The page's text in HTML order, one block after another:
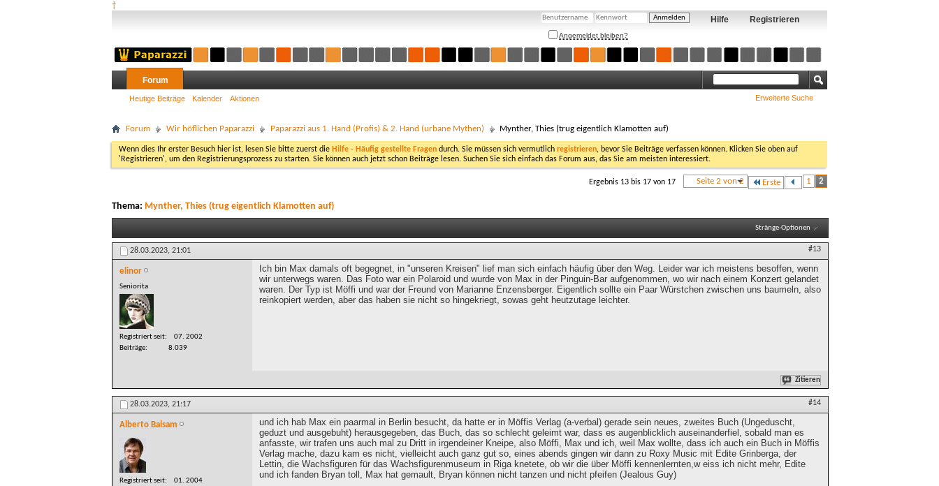
†
Registrieren
Hilfe
Angemeldet bleiben?
Forum
Heutige Beiträge Kalender Aktionen Erweiterte Suche
Forum Wir höflichen Paparazzi Paparazzi aus 1. Hand (Profis) & 2. Hand (urbane Mythen) Mynther, Thies (trug eigentlich Klamotten auf)
Wenn dies Ihr erster Besuch hier ist, lesen Sie bitte zuerst die Hilfe - Häufig gestellte Fragen durch. Sie müssen sich vermutlich registrieren, bevor Sie Beiträge verfassen können. Klicken Sie oben auf
'Registrieren', um den Registrierungsprozess zu starten. Sie können auch jetzt schon Beiträge lesen. Suchen Sie sich einfach das Forum aus, das Sie am meisten interessiert.
Seite 2 von 2 Erste 1 2
Ergebnis 13 bis 17 von 17
Thema: Mynther, Thies (trug eigentlich Klamotten auf)
Stränge-Optionen
28.03.2023, 21:01 #13
elinor
Seniorita
Registriert seit
07. 2002
Beiträge
8.039
Ich bin Max damals oft begegnet, in "unseren Kreisen" lief man sich einfach häufig über den Weg. Leider war ich meistens besoffen, wenn
wir unterwegs waren. Das Foto war ein Polaroid und wurde von Max in der Pinguin-Bar aufgenommen, wo wir nach einem Konzert gelandet
waren. Der Typ ist Möffi und war der Freund von Marianne Enzensberger. Eigentlich sollte ein Paar Würstchen zwischen uns baumeln, also
reinkopiert werden, aber das haben sie nicht so hingekriegt, sowas geht heutzutage leichter.
Zitieren
28.03.2023, 21:17 #14
Alberto Balsam
Registriert seit
01. 2004
und ich hab Max ein paarmal in Berlin besucht, da hatte er in Möffis Verlag (a-verbal) gerade sein neues, zweites Buch (Ungeduscht,
geduzt und ausgebuht) herausgegeben, das Buch, das so schlecht geleimt war, dass es augenblicklich auseinanderfiel, sobald man es
anfasste, wir trafen uns auch mal zu Dritt in irgendeiner Kneipe, also Möffi, Max und ich, weil Max wollte, dass ich auch ein Buch in Möffis
Verlag mache, dazu kam es nicht, vielleicht auch ganz gut so, eines abends gingen wir dann zu Roxy Music mit Edite Grinberga, der
Lettin, die Wachsfiguren für das Wachsfigurenmuseum in Riga knetete, ob wir die über Möffi kennenlernten,w eiss ich nicht mehr, Edite
und ich fanden Bryan toll, Max hat gemault, Bryan können nicht tanzen und nicht pfeifen (Jealous Guy)